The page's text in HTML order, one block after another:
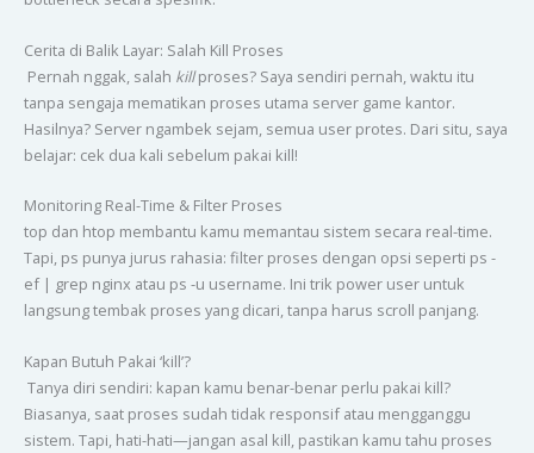
Cerita di Balik Layar: Salah Kill Proses
Pernah nggak, salah killproses? Saya sendiri pernah, waktu itu
tanpa sengaja mematikan proses utama server game kantor.
Hasilnya? Server ngambek sejam, semua user protes. Dari situ, saya
belajar: cek dua kali sebelum pakai kill!
Monitoring Real-Time & Filter Proses
top dan htop membantu kamu memantau sistem secara real-time.
Tapi, ps punya jurus rahasia: filter proses dengan opsi seperti ps -
ef | grep nginx atau ps -u username. Ini trik power user untuk
langsung tembak proses yang dicari, tanpa harus scroll panjang.
Kapan Butuh Pakai ‘kill’?
Tanya diri sendiri: kapan kamu benar-benar perlu pakai kill?
Biasanya, saat proses sudah tidak responsif atau mengganggu
sistem. Tapi, hati-hati—jangan asal kill, pastikan kamu tahu proses